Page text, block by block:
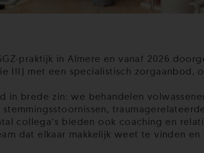
praktijk in Almere en vanaf 2026
III) met een specialistisch zorgaanbod,
in brede zin: we behandelen
collega’s bieden ook coaching en
dat elkaar makkelijk weet te vinden